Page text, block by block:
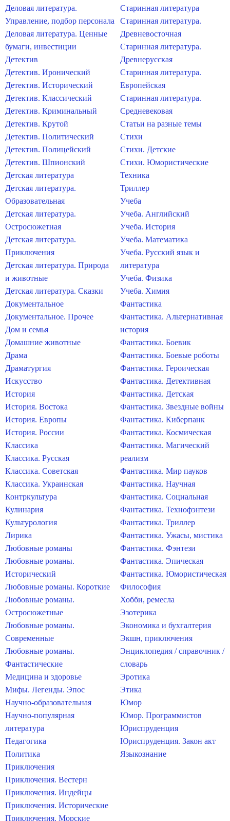
Деловая литература.
Управление, подбор персонала
Деловая литература. Ценные
бумаги, инвестиции
Детектив
Детектив. Иронический
Детектив. Исторический
Детектив. Классический
Детектив. Криминальный
Детектив. Крутой
Детектив. Политический
Детектив. Полицейский
Детектив. Шпионский
Детская литература
Детская литература.
Образовательная
Детская литература.
Остросюжетная
Детская литература.
Приключения
Детская литература. Природа
и животные
Детская литература. Сказки
Документальное
Документальное. Прочее
Дом и семья
Домашние животные
Драма
Драматургия
Искусство
История
История. Востока
История. Европы
История. России
Классика
Классика. Русская
Классика. Советская
Классика. Украинская
Контркультура
Кулинария
Культурология
Лирика
Любовные романы
Любовные романы.
Исторический
Любовные романы. Короткие
Любовные романы.
Остросюжетные
Любовные романы.
Современные
Любовные романы.
Фантастические
Медицина и здоровье
Мифы. Легенды. Эпос
Научно-образовательная
Научно-популярная
литература
Педагогика
Политика
Приключения
Приключения. Вестерн
Приключения. Индейцы
Приключения. Исторические
Приключения. Морские
Старинная литература
Старинная литература.
Древневосточная
Старинная литература.
Древнерусская
Старинная литература.
Европейская
Старинная литература.
Средневековая
Статьи на разные темы
Стихи
Стихи. Детские
Стихи. Юмористические
Техника
Триллер
Учеба
Учеба. Английский
Учеба. История
Учеба. Математика
Учеба. Русский язык и
литература
Учеба. Физика
Учеба. Химия
Фантастика
Фантастика. Альтернативная
история
Фантастика. Боевик
Фантастика. Боевые роботы
Фантастика. Героическая
Фантастика. Детективная
Фантастика. Детская
Фантастика. Звездные войны
Фантастика. Киберпанк
Фантастика. Космическая
Фантастика. Магический
реализм
Фантастика. Мир пауков
Фантастика. Научная
Фантастика. Социальная
Фантастика. Технофэнтези
Фантастика. Триллер
Фантастика. Ужасы, мистика
Фантастика. Фэнтези
Фантастика. Эпическая
Фантастика. Юмористическая
Философия
Хобби, ремесла
Эзотерика
Экономика и бухгалтерия
Экшн, приключения
Энциклопедия / справочник /
словарь
Эротика
Этика
Юмор
Юмор. Программистов
Юриспруденция
Юриспруденция. Закон акт
Языкознание